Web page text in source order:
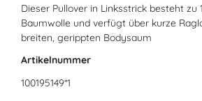
Dieser Pullover in Linksstrick besteht zu
Baumwolle und verfügt über kurze
breiten, gerippten Bodysaum
Artikelnummer
100195149*1